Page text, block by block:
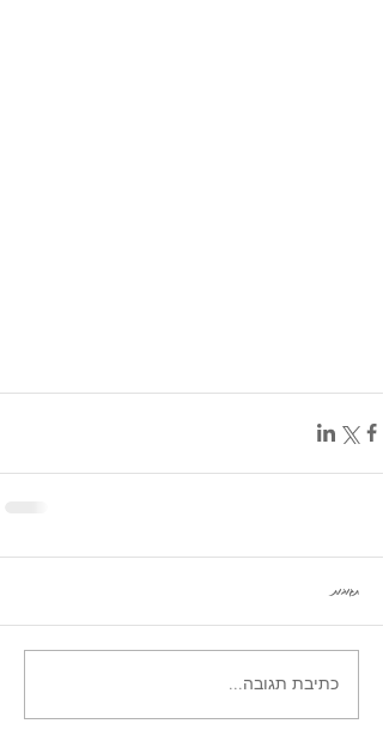
תגובות
כתיבת תגובה...